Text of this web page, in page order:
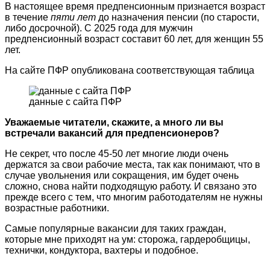
В настоящее время предпенсионным признается возраст
в течение пяти лет до назначения пенсии (по старости,
либо досрочной). С 2025 года для мужчин
предпенсионный возраст составит 60 лет, для женщин 55
лет.
На сайте ПФР опубликована соответствующая таблица
данные с сайта ПФР
Уважаемые читатели, скажите, а много ли вы
встречали вакансий для предпенсионеров?
Не секрет, что после 45-50 лет многие люди очень
держатся за свои рабочие места, так как понимают, что в
случае увольнения или сокращения, им будет очень
сложно, снова найти подходящую работу. И связано это
прежде всего с тем, что многим работодателям не нужны
возрастные работники.
Самые популярные вакансии для таких граждан,
которые мне приходят на ум: сторожа, гардеробщицы,
технички, кондуктора, вахтеры и подобное.